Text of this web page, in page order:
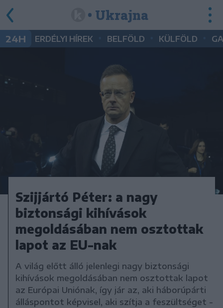
• Ukrajna
24H ERDÉLYI HÍREK BELFÖLD KÜLFÖLD
Szijjártó Péter: a nagy
biztonsági kihívások
megoldásában nem osztottak
lapot az EU-nak
A világ előtt álló jelenlegi nagy biztonsági
kihívások megoldásában nem osztottak lapot
az Európai Uniónak, így jár az, aki háborúpárti
álláspontot képvisel, aki szítja a feszültséget -